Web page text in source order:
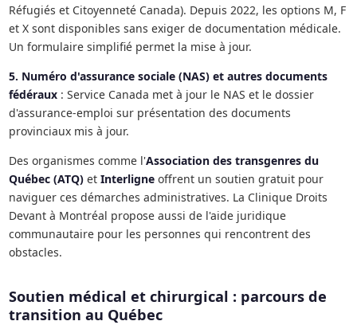
Réfugiés et Citoyenneté Canada). Depuis 2022, les options M, F
et X sont disponibles sans exiger de documentation médicale.
Un formulaire simplifié permet la mise à jour.
5. Numéro d'assurance sociale (NAS) et autres documents
fédéraux : Service Canada met à jour le NAS et le dossier
d'assurance-emploi sur présentation des documents
provinciaux mis à jour.
Des organismes comme l'Association des transgenres du
Québec (ATQ) etInterligne offrent un soutien gratuit pour
naviguer ces démarches administratives. La Clinique Droits
Devant à Montréal propose aussi de l'aide juridique
communautaire pour les personnes qui rencontrent des
obstacles.
Soutien médical et chirurgical : parcours de
transition au Québec